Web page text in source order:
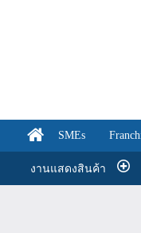
SMEs
งานแสดงสินค้า